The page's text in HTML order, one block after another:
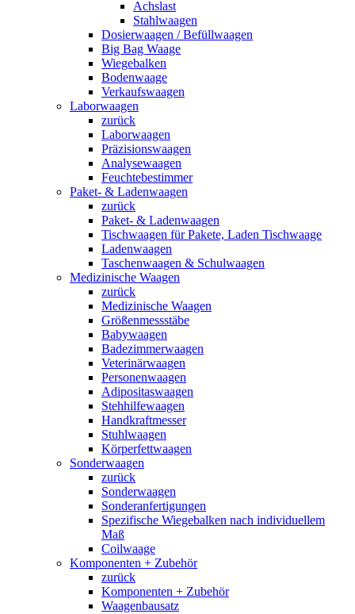
Achslast
Stahlwaagen
Dosierwaagen / Befüllwaagen
Big Bag Waage
Wiegebalken
Bodenwaage
Verkaufswaagen
Laborwaagen
zurück
Laborwaagen
Präzisionswaagen
Analysewaagen
Feuchtebestimmer
Paket- & Ladenwaagen
zurück
Paket- & Ladenwaagen
Tischwaagen für Pakete, Laden Tischwaage
Ladenwaagen
Taschenwaagen & Schulwaagen
Medizinische Waagen
zurück
Medizinische Waagen
Größenmessstäbe
Babywaagen
Badezimmerwaagen
Veterinärwaagen
Personenwaagen
Adipositaswaagen
Stehhilfewaagen
Handkraftmesser
Stuhlwaagen
Körperfettwaagen
Sonderwaagen
zurück
Sonderwaagen
Sonderanfertigungen
Spezifische Wiegebalken nach individuellem
Maß
Coilwaage
Komponenten + Zubehör
zurück
Komponenten + Zubehör
Waagenbausatz